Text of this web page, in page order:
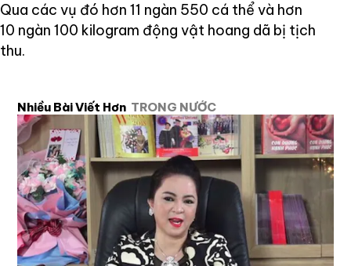
Qua các vụ đó hơn 11 ngàn 550 cá thể và hơn
10 ngàn 100 kilogram động vật hoang dã bị tịch
thu.
Nhiều Bài Viết Hơn TRONG NƯỚC